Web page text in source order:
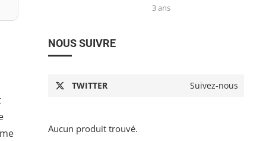
3 ans
NOUS SUIVRE
TWITTER Suivez-nous
Aucun produit trouvé.